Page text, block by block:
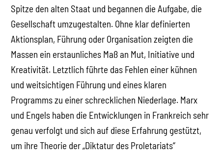
Spitze den alten Staat und begannen die Aufgabe, die
Gesellschaft umzugestalten. Ohne klar definierten
Aktionsplan, Führung oder Organisation zeigten die
Massen ein erstaunliches Maß an Mut, Initiative und
Kreativität. Letztlich führte das Fehlen einer kühnen
und weitsichtigen Führung und eines klaren
Programms zu einer schrecklichen Niederlage. Marx
und Engels haben die Entwicklungen in Frankreich sehr
genau verfolgt und sich auf diese Erfahrung gestützt,
um ihre Theorie der „Diktatur des Proletariats“